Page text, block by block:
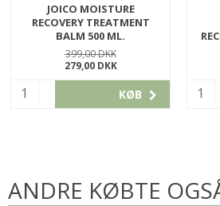
JOICO MOISTURE
RECOVERY TREATMENT
BALM 500 ML.
201RETREBA500
399,00 DKK
279,00 DKK
KØB
ANDRE KØBTE